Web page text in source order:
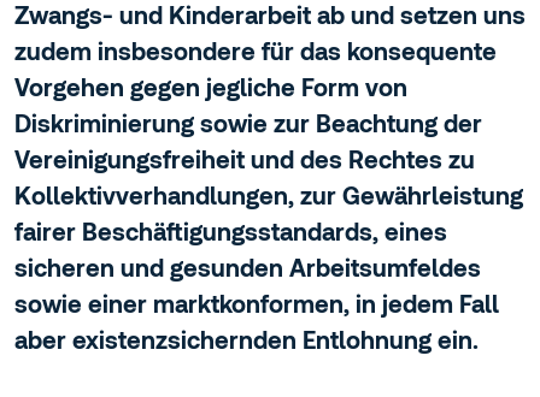
Zwangs- und Kinderarbeit ab und setzen uns
zudem insbesondere für das konsequente
Vorgehen gegen jegliche Form von
Diskriminierung sowie zur Beachtung der
Vereinigungsfreiheit und des Rechtes zu
Kollektivverhandlungen, zur Gewährleistung
fairer Beschäftigungsstandards, eines
sicheren und gesunden Arbeitsumfeldes
sowie einer marktkonformen, in jedem Fall
aber existenzsichernden Entlohnung ein.